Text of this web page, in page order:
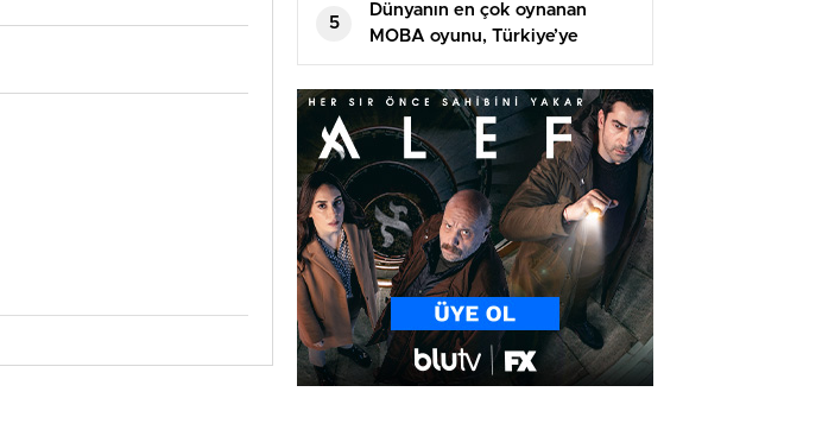
5
Dünyanın en çok oynanan
MOBA oyunu, Türkiye’ye
geliyor!